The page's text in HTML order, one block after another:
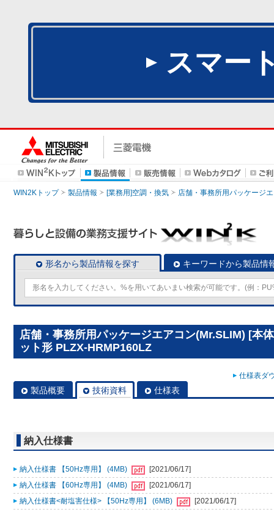
スマー
WIN2Kトップ 製品情報 [業務用]空調・換気 店舗・事務所用パッケージ
形名から製品情報を探す キーワードから製品情
店舗・事務所用パッケージエアコン(Mr.SLIM) [本
ット形 PLZX-HRMP160LZ
仕様表ダ
製品概要 技術資料 仕様表
納入仕様書
納入仕様書 【50Hz専用】 (4MB)
[2021/06/17]
納入仕様書 【60Hz専用】 (4MB)
[2021/06/17]
納入仕様書<耐塩害仕様> 【50Hz専用】 (6MB)
[2021/06/17]